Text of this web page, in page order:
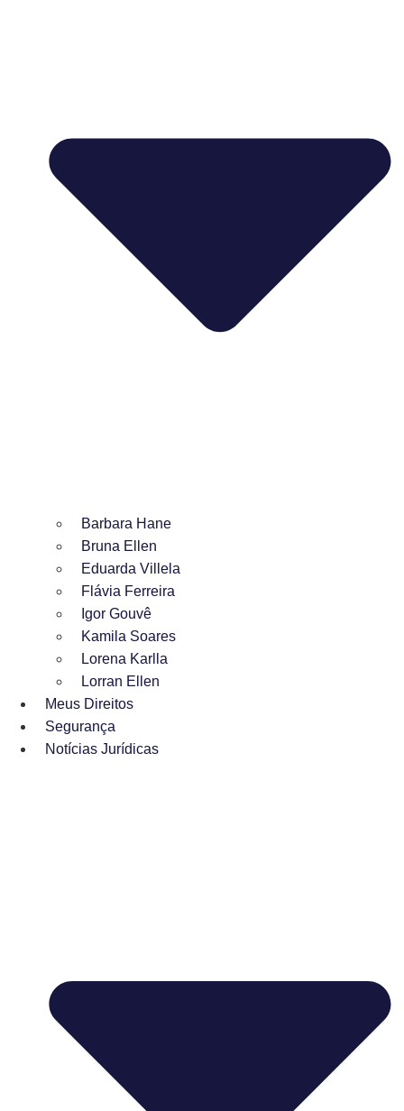
Barbara Hane
Bruna Ellen
Eduarda Villela
Flávia Ferreira
Igor Gouvê
Kamila Soares
Lorena Karlla
Lorran Ellen
Meus Direitos
Segurança
Notícias Jurídicas